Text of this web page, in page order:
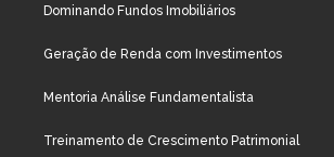
Dominando Fundos Imobiliários
Geração de Renda com Investimentos
Mentoria Análise Fundamentalista
Treinamento de Crescimento Patrimonial